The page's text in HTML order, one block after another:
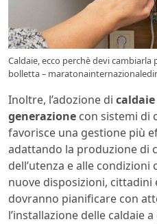
Caldaie, ecco perchè devi
bolletta –
Inoltre, l’adozione di caldaie
generazione con sistemi di
favorisce una gestione più
adattando la produzione di
dell’utenza e alle
nuove disposizioni,
dovranno pianificare con
l’installazione delle caldaie a